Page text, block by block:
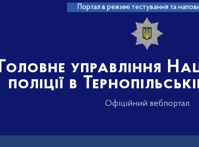
Портал в режимі тестування та
управління
поліції в
Офіційний вебпортал